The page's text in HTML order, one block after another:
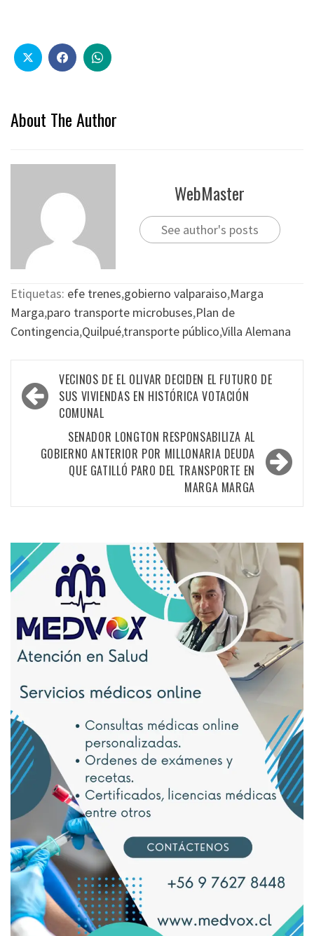
About The Author
WebMaster
See author's posts
Etiquetas: efe trenes,gobierno valparaiso,Marga
Marga,paro transporte microbuses,Plan de
Contingencia,Quilpué,transporte público,Villa Alemana
VECINOS DE EL OLIVAR DECIDEN EL FUTURO DE
SUS VIVIENDAS EN HISTÓRICA VOTACIÓN
COMUNAL
SENADOR LONGTON RESPONSABILIZA AL
GOBIERNO ANTERIOR POR MILLONARIA DEUDA
QUE GATILLÓ PARO DEL TRANSPORTE EN
MARGA MARGA